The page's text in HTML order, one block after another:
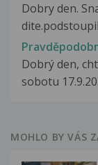
Dobry den.
Dobrý den,
sobotu
MOHLO BY VÁS